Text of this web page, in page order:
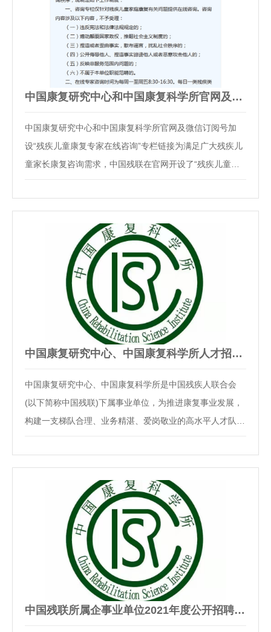
中国康复研究中心和中国康复科学所官网及微信订阅号加设“残…
中国康复研究中心和中国康复科学所官网及微信订阅号加
设“残疾儿童康复专家在线咨询”专栏链接为满足广大残疾儿
童家长康复咨询需求，中国残联在官网开设了“残疾儿童康
儿童和孤独症儿童康复领域具有丰富实践经验的专家在线为
中国康复研究中心、中国康复科学所人才招聘公告
中国康复研究中心、中国康复科学所是中国残疾人联合会
(以下简称中国残联)下属事业单位，为推进康复事业发展，
构建一支梯队合理、业务精湛、爱岗敬业的高水平人才队
下：一、引进人数此次计划引进5名人才，相关信息在中心
中国残联所属企事业单位2021年度公开招聘拟聘用人员公示公告